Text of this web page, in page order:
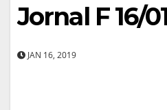
Jornal F 16/
JAN 16, 2019